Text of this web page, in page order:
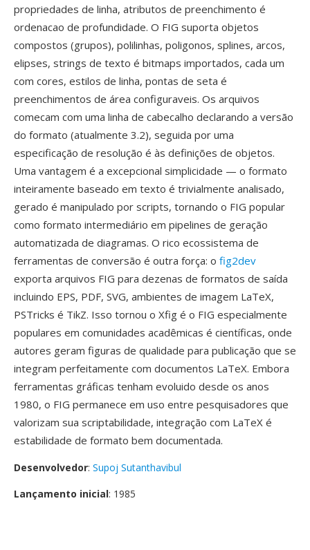
propriedades de linha, atributos de preenchimento é
ordenacao de profundidade. O FIG suporta objetos
compostos (grupos), polilinhas, poligonos, splines, arcos,
elipses, strings de texto é bitmaps importados, cada um
com cores, estilos de linha, pontas de seta é
preenchimentos de área configuraveis. Os arquivos
comecam com uma linha de cabecalho declarando a versão
do formato (atualmente 3.2), seguida por uma
especificação de resolução é às definições de objetos.
Uma vantagem é a excepcional simplicidade — o formato
inteiramente baseado em texto é trivialmente analisado,
gerado é manipulado por scripts, tornando o FIG popular
como formato intermediário em pipelines de geração
automatizada de diagramas. O rico ecossistema de
ferramentas de conversão é outra força: o fig2dev
exporta arquivos FIG para dezenas de formatos de saída
incluindo EPS, PDF, SVG, ambientes de imagem LaTeX,
PSTricks é TikZ. Isso tornou o Xfig é o FIG especialmente
populares em comunidades acadêmicas é científicas, onde
autores geram figuras de qualidade para publicação que se
integram perfeitamente com documentos LaTeX. Embora
ferramentas gráficas tenham evoluido desde os anos
1980, o FIG permanece em uso entre pesquisadores que
valorizam sua scriptabilidade, integração com LaTeX é
estabilidade de formato bem documentada.
Desenvolvedor: Supoj Sutanthavibul
Lançamento inicial: 1985